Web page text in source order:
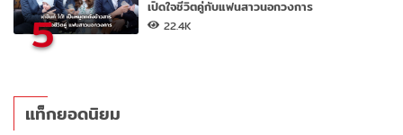
5
เปิดใจชีวิตคู่กับแฟนสาวนอกวงการ
22.4K
แท็กยอดนิยม